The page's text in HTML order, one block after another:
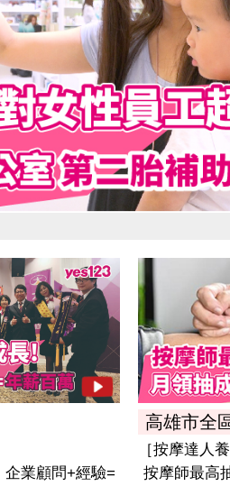
企業顧問+經驗=
高雄市全
［按摩達人
按摩師最高